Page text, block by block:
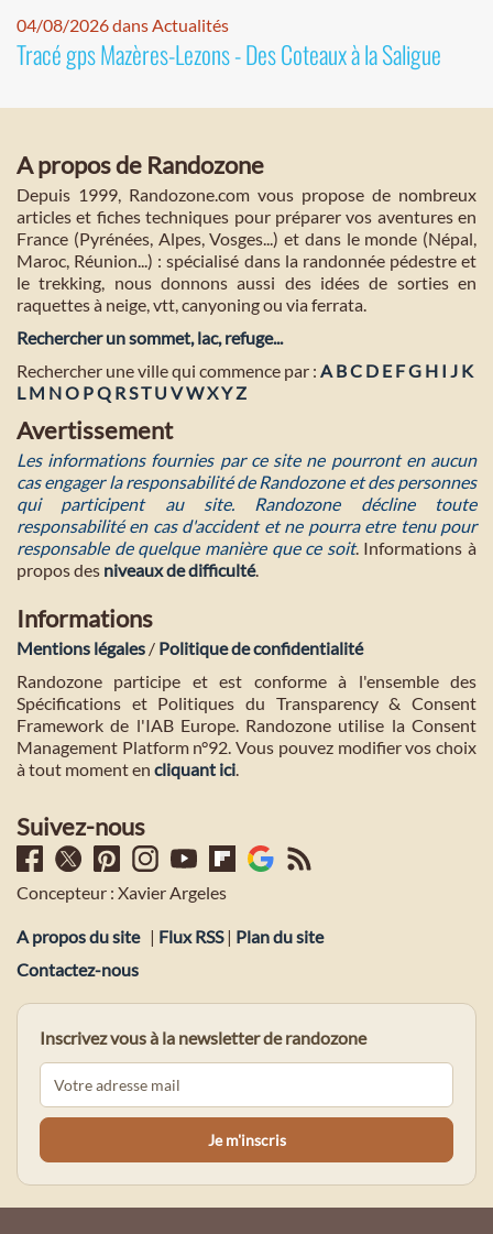
04/08/2026 dans Actualités
Tracé gps Mazères-Lezons - Des Coteaux à la Saligue
A propos de Randozone
Depuis 1999, Randozone.com vous propose de nombreux
articles et fiches techniques pour préparer vos aventures en
France (Pyrénées, Alpes, Vosges...) et dans le monde (Népal,
Maroc, Réunion...) : spécialisé dans la randonnée pédestre et
le trekking, nous donnons aussi des idées de sorties en
raquettes à neige, vtt, canyoning ou via ferrata.
Rechercher un sommet, lac, refuge...
Rechercher une ville qui commence par : A BC D E FG H I J K
L M NO PQ RST U VWXYZ
Avertissement
Les informations fournies par ce site ne pourront en aucun
cas engager la responsabilité de Randozone et des personnes
qui participent au site. Randozone décline toute
responsabilité en cas d'accident et ne pourra etre tenu pour
responsable de quelque manière que ce soit. Informations à
propos des niveaux de difficulté.
Informations
Mentions légales / Politique de confidentialité
Randozone participe et est conforme à l'ensemble des
Spécifications et Politiques du Transparency & Consent
Framework de l'IAB Europe. Randozone utilise la Consent
Management Platform n°92. Vous pouvez modifier vos choix
à tout moment en cliquant ici.
Suivez-nous
Concepteur : Xavier Argeles
A propos du site | Flux RSS| Plan du site
Contactez-nous
Inscrivez vous à la newsletter de randozone